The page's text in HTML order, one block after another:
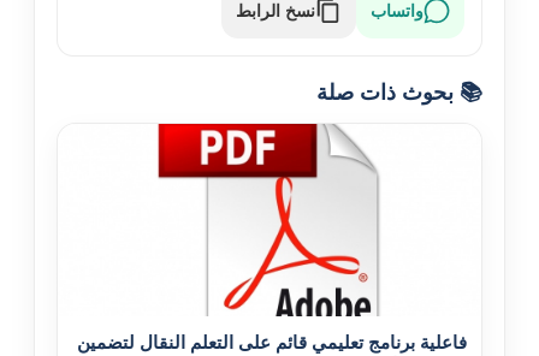
واتساب نسخ الرابط
📚 بحوث ذات صلة
فاعلية برنامج تعليمي قائم على التعلم النقال لتضمين